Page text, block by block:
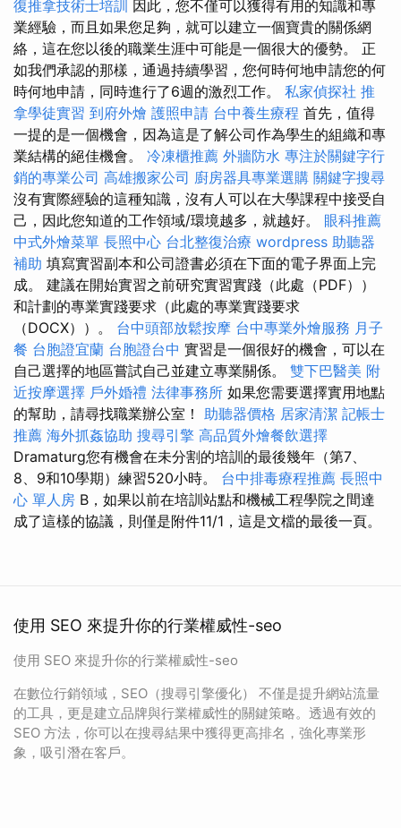
復推拿技術士培訓 因此，您不僅可以獲得有用的知識和專
業經驗，而且如果您足夠，就可以建立一個寶貴的關係網
絡，這在您以後的職業生涯中可能是一個很大的優勢。 正
如我們承認的那樣，通過持續學習，您何時何地申請您的何
時何地申請，同時進行了6週的激烈工作。 私家偵探社 推
拿學徒實習 到府外燴 護照申請 台中養生療程 首先，值得
一提的是一個機會，因為這是了解公司作為學生的組織和專
業結構的絕佳機會。 冷凍櫃推薦 外牆防水 專注於關鍵字行
銷的專業公司 高雄搬家公司 廚房器具專業選購 關鍵字搜尋
沒有實際經驗的這種知識，沒有人可以在大學課程中接受自
己，因此您知道的工作領域/環境越多，就越好。 眼科推薦
中式外燴菜單 長照中心 台北整復治療 wordpress 助聽器
補助 填寫實習副本和公司證書必須在下面的電子界面上完
成。 建議在開始實習之前研究實習實踐（此處（PDF））
和計劃的專業實踐要求（此處的專業實踐要求
（DOCX））。 台中頭部放鬆按摩 台中專業外燴服務 月子
餐 台胞證宜蘭 台胞證台中 實習是一個很好的機會，可以在
自己選擇的地區嘗試自己並建立專業關係。 雙下巴醫美 附
近按摩選擇 戶外婚禮 法律事務所 如果您需要選擇實用地點
的幫助，請尋找職業辦公室！ 助聽器價格 居家清潔 記帳士
推薦 海外抓姦協助 搜尋引擎 高品質外燴餐飲選擇
Dramaturg您有機會在未分割的培訓的最後幾年（第7、
8、9和10學期）練習520小時。 台中排毒療程推薦 長照中
心 單人房 B，如果以前在培訓站點和機械工程學院之間達
成了這樣的協議，則僅是附件11/1，這是文檔的最後一頁。
使用 SEO 來提升你的行業權威性-seo
使用 SEO 來提升你的行業權威性-seo
在數位行銷領域，SEO（搜尋引擎優化） 不僅是提升網站流量
的工具，更是建立品牌與行業權威性的關鍵策略。透過有效的
SEO 方法，你可以在搜尋結果中獲得更高排名，強化專業形
象，吸引潛在客戶。